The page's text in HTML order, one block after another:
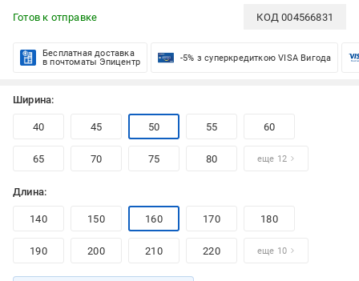
Готов к отправке КОД004566831
Бесплатная доставка
в почтоматы Эпицентр
-5% з суперкредиткою VISA Вигода
Ширина:
40 45 50 55 60
65 70 75 80 еще 12
Длина:
140 150 160 170 180
190 200 210 220 еще 10